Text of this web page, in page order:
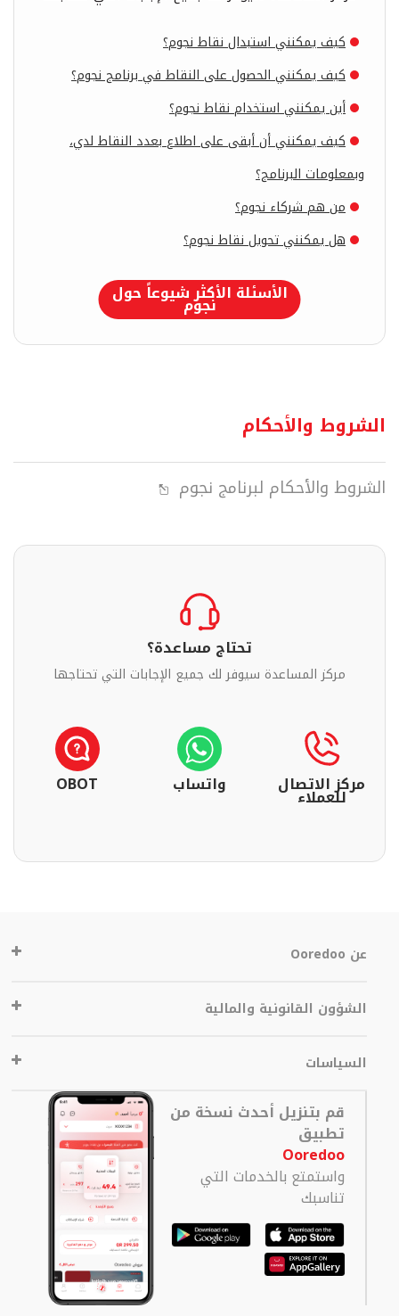
الأسئلة الأكثر شيوعاً حول
نجوم
كيف يمكنني استبدال نقاط نجوم؟
كيف يمكنني الحصول على النقاط في برنامج نجوم؟
أين يمكنني استخدام نقاط نجوم؟
كيف يمكنني أن أبقى على اطلاع بعدد النقاط لدي،
وبمعلومات البرنامج؟
من هم شركاء نجوم؟
هل يمكنني تحويل نقاط نجوم؟
الشروط والأحكام
الشروط والأحكام لبرنامج نجوم
تحتاج مساعدة؟
مركز المساعدة سيوفر لك جميع الإجابات التي تحتاجها
مركز الاتصال
للعملاء واتساب OBOT
عن Ooredoo
الشؤون القانونية والمالية
السياسات
قم بتنزيل أحدث نسخة من
تطبيق
Ooredoo
واستمتع بالخدمات التي
تناسبك